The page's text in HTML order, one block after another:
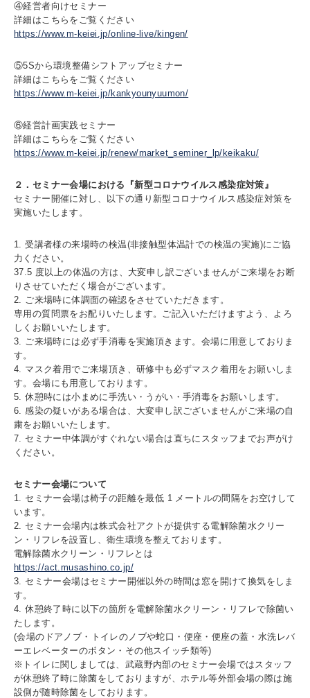
④経営者向けセミナー
詳細はこちらをご覧ください
https://www.m-keiei.jp/online-live/kingen/
⑤5Sから環境整備シフトアップセミナー
詳細はこちらをご覧ください
https://www.m-keiei.jp/kankyounyuumon/
⑥経営計画実践セミナー
詳細はこちらをご覧ください
https://www.m-keiei.jp/renew/market_seminer_lp/keikaku/
２．セミナー会場における『新型コロナウイルス感染症対策』
セミナー開催に対し、以下の通り新型コロナウイルス感染症対策を
実施いたします。
1. 受講者様の来場時の検温(非接触型体温計での検温の実施)にご協
⼒ください。
37.5 度以上の体温の⽅は、大変申し訳ございませんがご来場をお断
りさせていただく場合がございます。
2. ご来場時に体調面の確認をさせていただきます。
専用の質問票をお配りいたします。ご記入いただけますよう、よろ
しくお願いいたします。
3. ご来場時には必ず手消毒を実施頂きます。会場に用意しておりま
す。
4. マスク着用でご来場頂き、研修中も必ずマスク着用をお願いしま
す。会場にも用意しております。
5. 休憩時には⼩まめに手洗い・うがい・手消毒をお願いします。
6. 感染の疑いがある場合は、大変申し訳ございませんがご来場の自
粛をお願いいたします。
7. セミナー中体調がすぐれない場合は直ちにスタッフまでお声がけ
ください。
セミナー会場について
1. セミナー会場は椅子の距離を最低 1 メートルの間隔をお空けして
います。
2. セミナー会場内は株式会社アクトが提供する電解除菌水クリー
ン・リフレを設置し、衛生環境を整えております。
電解除菌水クリーン・リフレとは
https://act.musashino.co.jp/
3. セミナー会場はセミナー開催以外の時間は窓を開けて換気をしま
す。
4. 休憩終了時に以下の箇所を電解除菌水クリーン・リフレで除菌い
たします。
(会場のドアノブ・トイレのノブや蛇⼝・便座・便座の蓋・水洗レバ
ーエレベーターのボタン・その他スイッチ類等)
※トイレに関しましては、武蔵野内部のセミナー会場ではスタッフ
が休憩終了時に除菌をしておりますが、ホテル等外部会場の際は施
設側が随時除菌をしております。